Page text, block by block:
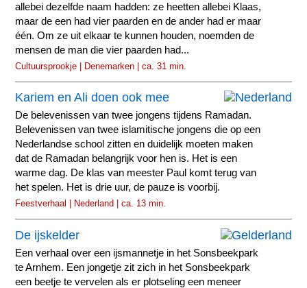
allebei dezelfde naam hadden: ze heetten allebei Klaas,
maar de een had vier paarden en de ander had er maar
één. Om ze uit elkaar te kunnen houden, noemden de
mensen de man die vier paarden had...
Cultuursprookje | Denemarken | ca. 31 min.
Kariem en Ali doen ook mee
De belevenissen van twee jongens tijdens Ramadan.
Belevenissen van twee islamitische jongens die op een
Nederlandse school zitten en duidelijk moeten maken
dat de Ramadan belangrijk voor hen is. Het is een
warme dag. De klas van meester Paul komt terug van
het spelen. Het is drie uur, de pauze is voorbij.
Feestverhaal | Nederland | ca. 13 min.
De ijskelder
Een verhaal over een ijsmannetje in het Sonsbeekpark
te Arnhem. Een jongetje zit zich in het Sonsbeekpark
een beetje te vervelen als er plotseling een meneer